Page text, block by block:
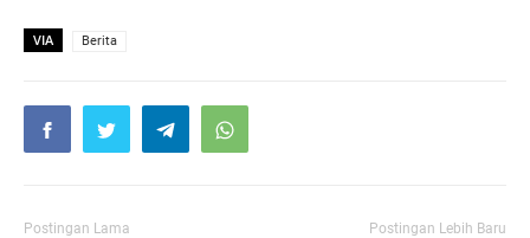
VIA Berita
Postingan Lama Postingan Lebih Baru